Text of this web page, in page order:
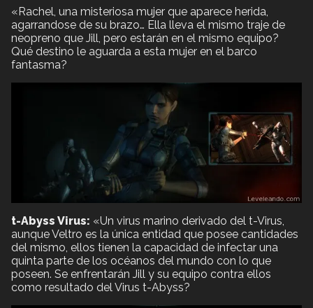
«Rachel, una misteriosa mujer que aparece herida,
agarrandose de su brazo… Ella lleva el mismo traje de
neopreno que Jill, pero estarán en el mismo equipo?
Qué destino le aguarda a esta mujer en el barco
fantasma?
t-Abyss Virus: «Un virus marino derivado del t-Virus,
aunque Veltro es la única entidad que posee cantidades
del mismo, ellos tienen la capacidad de infectar una
quinta parte de los océanos del mundo con lo que
poseen. Se enfrentarán Jill y su equipo contra ellos
como resultado del Virus t-Abyss?